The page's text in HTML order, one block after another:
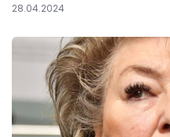
28.04.2024